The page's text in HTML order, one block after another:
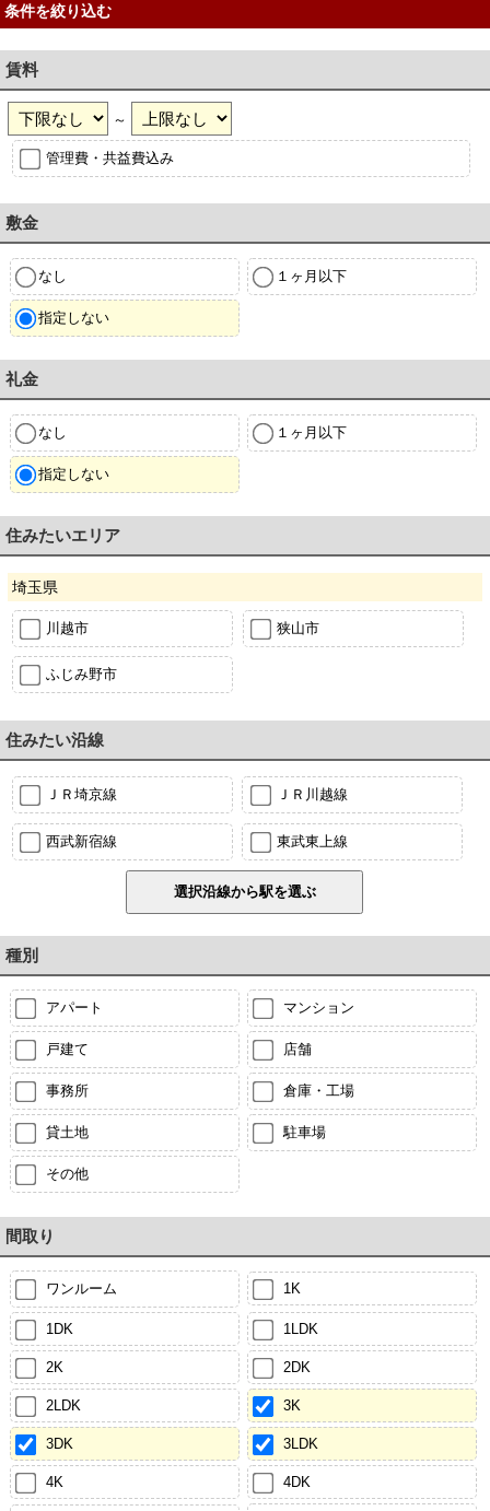
条件を絞り込む
賃料
～
管理費・共益費込み
敷金
なし １ヶ月以下
指定しない
礼金
なし １ヶ月以下
指定しない
住みたいエリア
埼玉県
川越市 狭山市
ふじみ野市
住みたい沿線
ＪＲ埼京線 ＪＲ川越線
西武新宿線 東武東上線
種別
アパート マンション
戸建て 店舗
事務所 倉庫・工場
貸土地 駐車場
その他
間取り
ワンルーム 1K
1DK 1LDK
2K 2DK
2LDK 3K
3DK 3LDK
4K 4DK